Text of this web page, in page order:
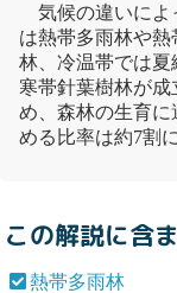
気候の違いによ
は熱帯多雨林や熱
林、冷温帯では
寒帯針葉樹林が
め、森林の生育
める比率は約7割
この解説に含
熱帯多雨林